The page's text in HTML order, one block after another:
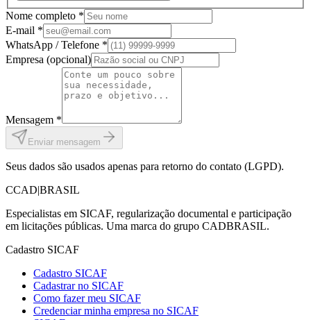
Nome completo *
E-mail *
WhatsApp / Telefone *
Empresa (opcional)
Mensagem *
Enviar mensagem
Seus dados são usados apenas para retorno do contato (LGPD).
CCAD|BRASIL
Especialistas em SICAF, regularização documental e participação
em licitações públicas. Uma marca do grupo CADBRASIL.
Cadastro SICAF
Cadastro SICAF
Cadastrar no SICAF
Como fazer meu SICAF
Credenciar minha empresa no SICAF